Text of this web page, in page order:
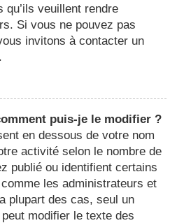
qu’ils veuillent rendre
Si vous ne pouvez pas
invitons à contacter un
puis-je le modifier ?
en dessous de votre nom
activité selon le nombre de
publié ou identifient certains
les administrateurs et
plupart des cas, seul un
modifier le texte des